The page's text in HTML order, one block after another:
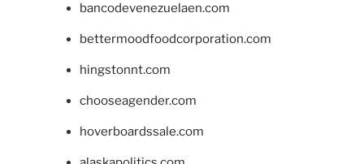
bancodevenezuelaen.com
bettermoodfoodcorporation.com
hingstonnt.com
chooseagender.com
hoverboardssale.com